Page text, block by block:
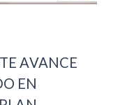
AVANCE
EN